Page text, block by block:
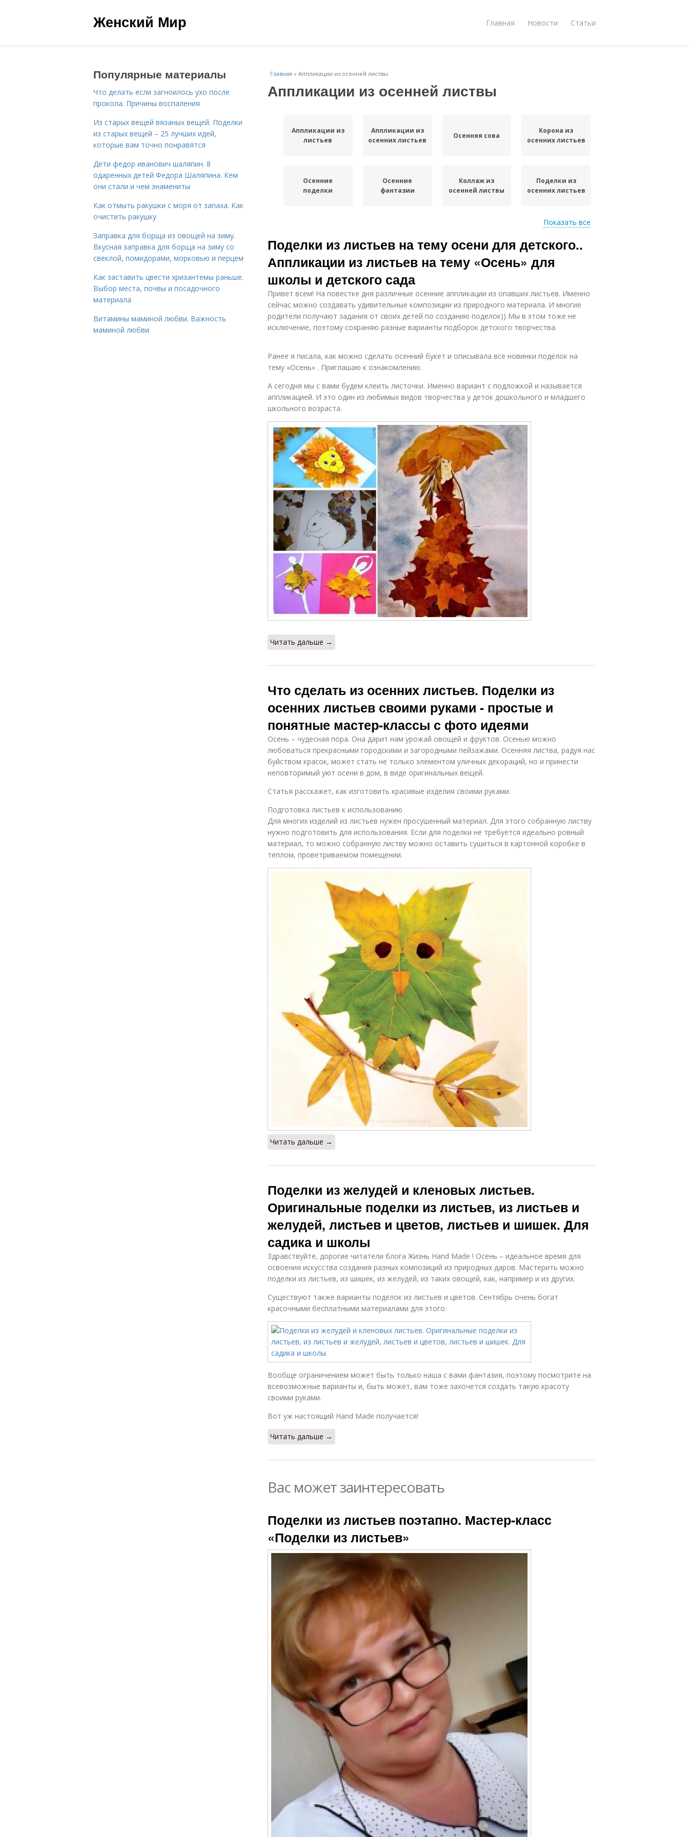
Женский Мир Главная Новости Статьи
Главная » Аппликации из осенней листвы
Аппликации из осенней листвы
Аппликации из
листьев
Аппликации из
осенних листьев
Осенняя сова
Корона из
осенних листьев
Осенние
поделки
Осенние
фантазии
Коллаж из
осенней листвы
Поделки из
осенних листьев
поделка
Показать все
Поделки из листьев на тему осени для детского..
Аппликации из листьев на тему «Осень» для
школы и детского сада
Привет всем! На повестке дня различные осенние аппликации из опавших листьев. Именно
сейчас можно создавать удивительные композиции из природного материала. И многие
родители получают задания от своих детей по созданию поделок)) Мы в этом тоже не
исключение, поэтому сохраняю разные варианты подборок детского творчества.
Ранее я писала, как можно сделать осенний букет и описывала все новинки поделок на
тему «Осень» . Приглашаю к ознакомлению.
А сегодня мы с вами будем клеить листочки. Именно вариант с подложкой и называется
аппликацией. И это один из любимых видов творчества у деток дошкольного и младшего
школьного возраста.
Читать дальше →
Что сделать из осенних листьев. Поделки из
осенних листьев своими руками - простые и
понятные мастер-классы с фото идеями
Осень – чудесная пора. Она дарит нам урожай овощей и фруктов. Осенью можно
любоваться прекрасными городскими и загородными пейзажами. Осенняя листва, радуя нас
буйством красок, может стать не только элементом уличных декораций, но и принести
неповторимый уют осени в дом, в виде оригинальных вещей.
Статья расскажет, как изготовить красивые изделия своими руками.
Подготовка листьев к использованию
Для многих изделий из листьев нужен просушенный материал. Для этого собранную листву
нужно подготовить для использования. Если для поделки не требуется идеально ровный
материал, то можно собранную листву можно оставить сушиться в картонной коробке в
теплом, проветриваемом помещении.
Читать дальше →
Поделки из желудей и кленовых листьев.
Оригинальные поделки из листьев, из листьев и
желудей, листьев и цветов, листьев и шишек. Для
садика и школы
Здравствуйте, дорогие читатели блога Жизнь Hand Made ! Осень – идеальное время для
освоения искусства создания разных композиций из природных даров. Мастерить можно
поделки из листьев, из шишек, из желудей, из таких овощей, как, например и из других.
Существуют также варианты поделок из листьев и цветов. Сентябрь очень богат
красочными бесплатными материалами для этого.
Вообще ограничением может быть только наша с вами фантазия, поэтому посмотрите на
всевозможные варианты и, быть может, вам тоже захочется создать такую красоту
своими руками.
Вот уж настоящий Hand Made получается!
Читать дальше →
Вас может заинтересовать
Поделки из листьев поэтапно. Мастер-класс
«Поделки из листьев»
Популярные материалы
Что делать если загноилось ухо после
прокола. Причины воспаления
Из старых вещей вязаных вещей. Поделки
из старых вещей – 25 лучших идей,
которые вам точно понравятся
Дети федор иванович шаляпин. 8
одаренных детей Федора Шаляпина. Кем
они стали и чем знамениты
Как отмыть ракушки с моря от запаха. Как
очистить ракушку
Заправка для борща из овощей на зиму.
Вкусная заправка для борща на зиму со
свеклой, помидорами, морковью и перцем
Как заставить цвести хризантемы раньше.
Выбор места, почвы и посадочного
материала
Витамины маминой любви. Важность
маминой любви